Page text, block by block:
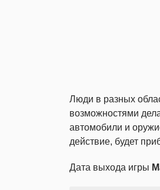
Люди в разных
возможностями
автомобили и
действие, будет
Дата выхода игры